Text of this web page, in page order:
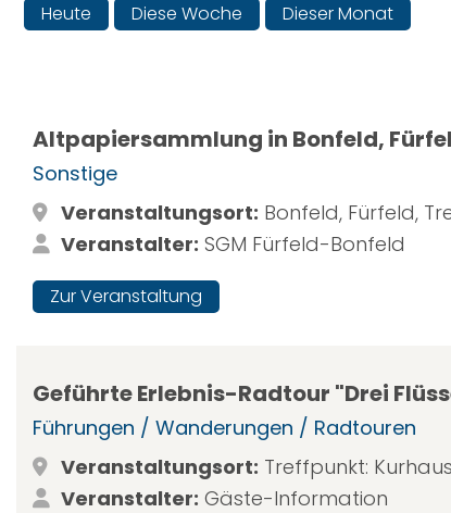
Heute Diese Woche Dieser Monat
Altpapiersammlung in Bonfeld,
Sonstige
Veranstaltungsort: Bonfeld, Fürfeld,
Veranstalter: SGM Fürfeld-Bonfeld
Zur Veranstaltung
Geführte Erlebnis-Radtour "Drei
Führungen / Wanderungen / Radtouren
Veranstaltungsort: Treffpunkt:
Veranstalter: Gäste-Information